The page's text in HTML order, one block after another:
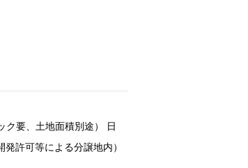
ク要、土地面積別途） 日
許可等による分譲地内）